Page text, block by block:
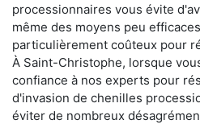
processionnaires vous évite
même des moyens peu
particulièrement coûteux pour
À Saint-Christophe, lorsque
confiance à nos experts pour
d'invasion de chenilles
éviter de nombreux